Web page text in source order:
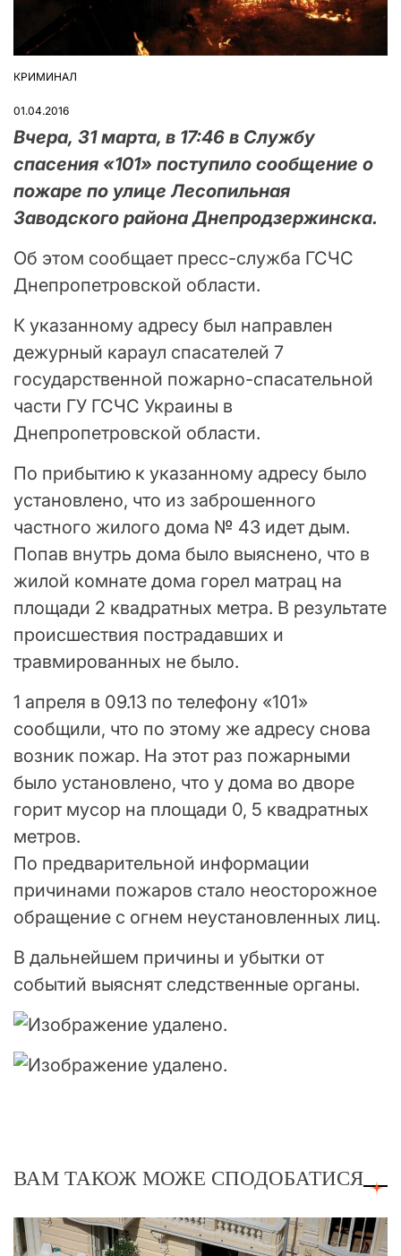
ОПУБЛІКУВАТИ
КРИМИНАЛ
01.04.2016
Вчера, 31 марта, в 17:46 в Службу
спасения «101» поступило сообщение о
пожаре по улице Лесопильная
Заводского района Днепродзержинска.
Об этом сообщает пресс-служба ГСЧС
Днепропетровской области.
К указанному адресу был направлен
дежурный караул спасателей 7
государственной пожарно-спасательной
части ГУ ГСЧС Украины в
Днепропетровской области.
По прибытию к указанному адресу было
установлено, что из заброшенного
частного жилого дома № 43 идет дым.
Попав внутрь дома было выяснено, что в
жилой комнате дома горел матрац на
площади 2 квадратных метра. В результате
происшествия пострадавших и
травмированных не было.
1 апреля в 09.13 по телефону «101»
сообщили, что по этому же адресу снова
возник пожар. На этот раз пожарными
было установлено, что у дома во дворе
горит мусор на площади 0, 5 квадратных
метров.
По предварительной информации
причинами пожаров стало неосторожное
обращение с огнем неустановленных лиц.
В дальнейшем причины и убытки от
событий выяснят следственные органы.
ВАМ ТАКОЖ МОЖЕ СПОДОБАТИСЯ